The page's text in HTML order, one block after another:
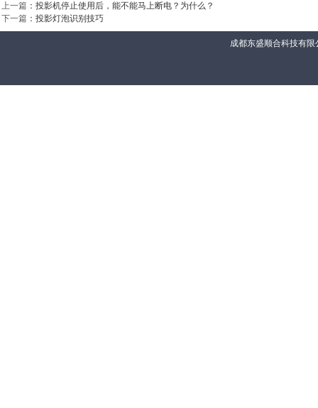
上一篇 ： 投影机停止使用后，能不能马上断电？为什么？
下一篇 ： 投影灯泡识别技巧
成都东盛顺合科技有